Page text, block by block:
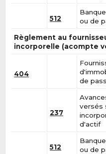
512
ou de
Règlement au
incorporelle (acompte
404
de
237
versés
d'actif
512
ou de